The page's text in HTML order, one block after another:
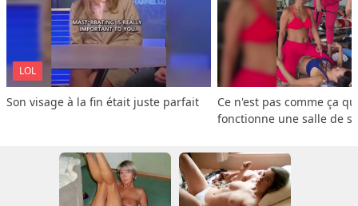
LOL
Son visage à la fin était juste parfait
Ce n'est pas comme ça
fonctionne une salle de